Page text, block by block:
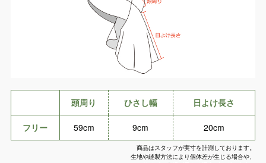
頭周り ひさし幅 日よけ長さ
フリー 59cm 9cm 20cm
商品はスタッフが実寸を計測しております。
生地や縫製方法により個体差が生じる場合や、